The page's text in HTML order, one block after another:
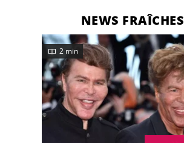
NEWS FRAÎCHES
2 min